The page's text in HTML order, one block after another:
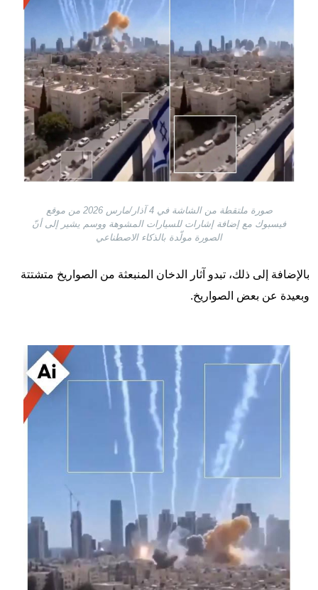
صورة ملتقطة من الشاشة في 4 آذار/مارس 2026 من موقع
فيسبوك مع إضافة إشارات للسيارات المشوهة ووسم يشير إلى أنّ
الصورة مولّدة بالذكاء الاصطناعي
بالإضافة إلى ذلك، تبدو آثار الدخان المنبعثة من الصواريخ متشتتة
وبعيدة عن بعض الصواريخ.
Image